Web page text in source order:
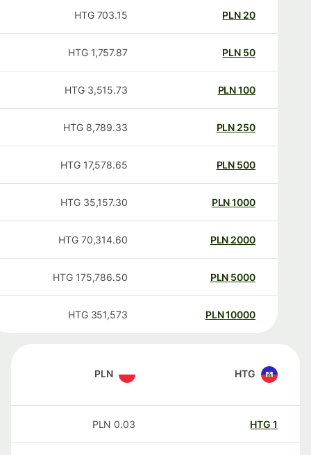
20
PLN
703.15
HTG
50
PLN
1,757.87
HTG
100
PLN
3,515.73
HTG
250
PLN
8,789.33
HTG
500
PLN
17,578.65
HTG
1000
PLN
35,157.30
HTG
2000
PLN
70,314.60
HTG
5000
PLN
175,786.50
HTG
10000
PLN
351,573
HTG
HTG
PLN
HTG
0.03
PLN